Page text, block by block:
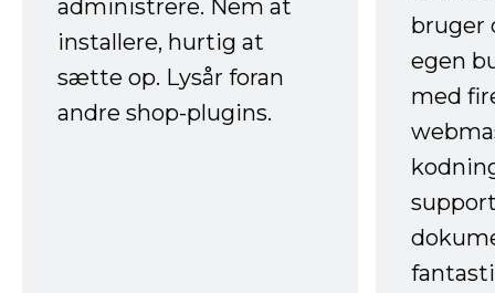
administrere. Nem at
installere, hurtig at
sætte op. Lysår foran
andre shop-plugins.
bruger
egen
med